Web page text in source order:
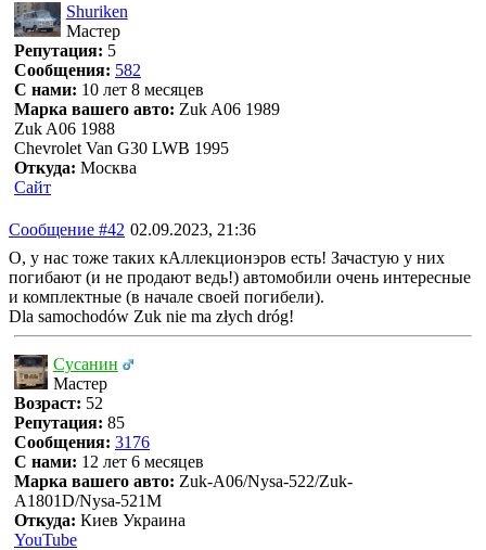
Shuriken
Мастер
Репутация: 5
Сообщения: 582
С нами: 10 лет 8 месяцев
Марка вашего авто: Zuk A06 1989
Zuk A06 1988
Chevrolet Van G30 LWB 1995
Откуда: Москва
Сайт
Сообщение #42 02.09.2023, 21:36
О, у нас тоже таких кАллекционэров есть! Зачастую у них
погибают (и не продают ведь!) автомобили очень интересные
и комплектные (в начале своей погибели).
Dla samochodów Zuk nie ma złych dróg!
Сусанин
Мастер
Возраст: 52
Репутация: 85
Сообщения: 3176
С нами: 12 лет 6 месяцев
Марка вашего авто: Zuk-A06/Nysa-522/Zuk-
A1801D/Nysa-521M
Откуда: Киев Украина
YouTube